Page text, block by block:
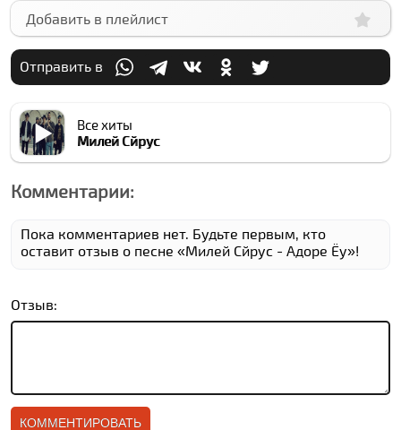
Добавить в плейлист
Отправить в
Все хиты
Милей Cйрус
Комментарии:
Пока комментариев нет. Будьте первым, кто
оставит отзыв о песне «Милей Cйрус - Адоре Ёу»!
Отзыв: